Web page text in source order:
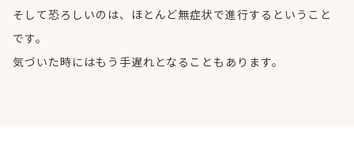
そして恐ろしいのは、ほとんど無症状で進行するということ
です。
気づいた時にはもう手遅れとなることもあります。